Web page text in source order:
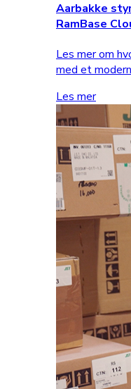
Aarbakke
RamBase
Les mer om
med et
Les mer